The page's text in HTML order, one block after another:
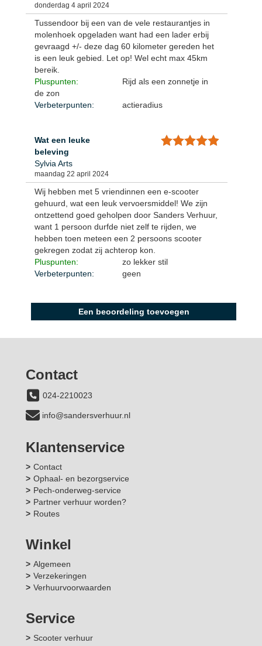
donderdag 4 april 2024
Tussendoor bij een van de vele restaurantjes in
molenhoek opgeladen want had een lader erbij
gevraagd +/- deze dag 60 kilometer gereden het
is een leuk gebied. Let op! Wel echt max 45km
bereik.
Pluspunten:
Rijd als een zonnetje in
de zon
Verbeterpunten:
actieradius
Wat een leuke
beleving
Sylvia Arts
maandag 22 april 2024
Wij hebben met 5 vriendinnen een e-scooter
gehuurd, wat een leuk vervoersmiddel! We zijn
ontzettend goed geholpen door Sanders Verhuur,
want 1 persoon durfde niet zelf te rijden, we
hebben toen meteen een 2 persoons scooter
gekregen zodat zij achterop kon.
Pluspunten:
zo lekker stil
Verbeterpunten:
geen
Een beoordeling toevoegen
Contact
024-2210023
info@sandersverhuur.nl
Klantenservice
Contact
Ophaal- en bezorgservice
Pech-onderweg-service
Partner verhuur worden?
Routes
Winkel
Algemeen
Verzekeringen
Verhuurvoorwaarden
Service
Scooter verhuur